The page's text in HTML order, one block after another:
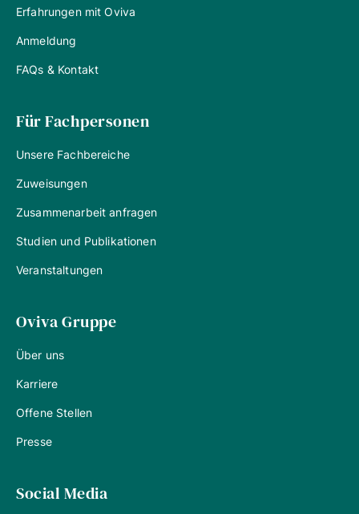
Erfahrungen mit Oviva
Anmeldung
FAQs & Kontakt
Für Fachpersonen
Unsere Fachbereiche
Zuweisungen
Zusammenarbeit anfragen
Studien und Publikationen
Veranstaltungen
Oviva Gruppe
Über uns
Karriere
Offene Stellen
Presse
Social Media